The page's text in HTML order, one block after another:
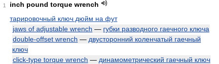
1
inch pound torque wrench
тарировочный ключ дюйм на фут
jaws of adjustable wrench — губки разводного гаечного ключа
double-offset wrench — двусторонний коленчатый гаечный
ключ
click-type torque wrench — динамометрический гаечный ключ